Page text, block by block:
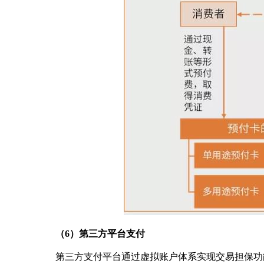
（6）第三方平台支付
第三方支付平台通过虚拟账户体系实现交易担保功